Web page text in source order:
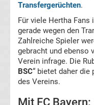
Transfergerüchte
Italien
Transfergerüchte
Transfergerüchten.
Für viele Hertha
gerade wegen den
Zahlreiche Spieler
gebracht und ebenso
Verein infrage. Die
BSC“ bietet daher
des Vereins.
Mit FC